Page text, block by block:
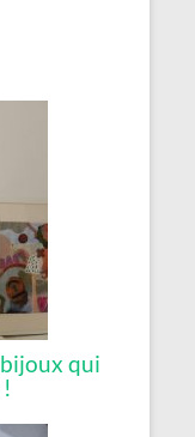
qui